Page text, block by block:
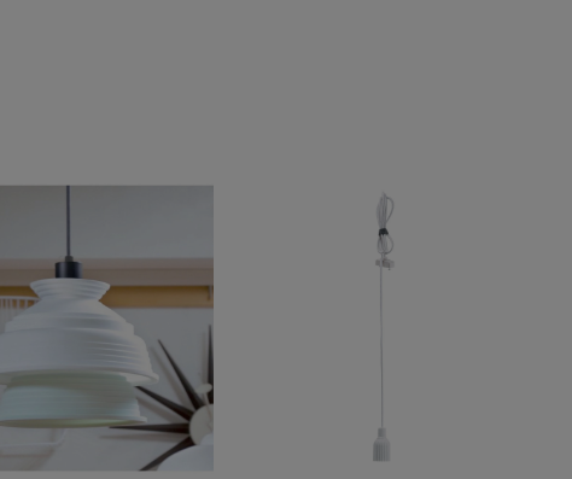
品につきましては、生産の都合上、お届け時期が前後する場合